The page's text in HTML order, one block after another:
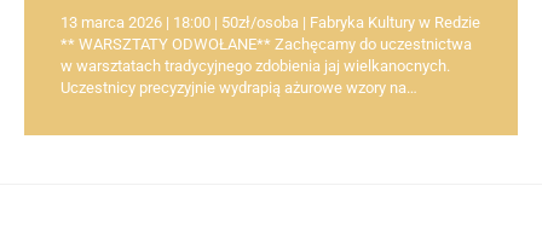
13 marca 2026 | 18:00 | 50zł/osoba | Fabryka Kultury w Redzie
** WARSZTATY ODWOŁANE** Zachęcamy do uczestnictwa
w warsztatach tradycyjnego zdobienia jaj wielkanocnych.
Uczestnicy precyzyjnie wydrapią ażurowe wzory na…